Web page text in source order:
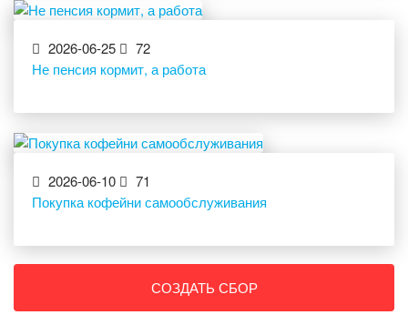
2026-06-25
72
Не пенсия кормит, а работа
2026-06-10
71
Покупка кофейни самообслуживания
СОЗДАТЬ СБОР